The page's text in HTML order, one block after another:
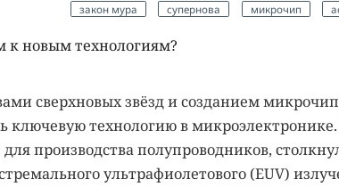
закон мура супернова микрочип
к новым технологиям?
сверхновых звёзд и созданием
ключевую технологию в
производства полупроводников,
ультрафиолетового (EUV)